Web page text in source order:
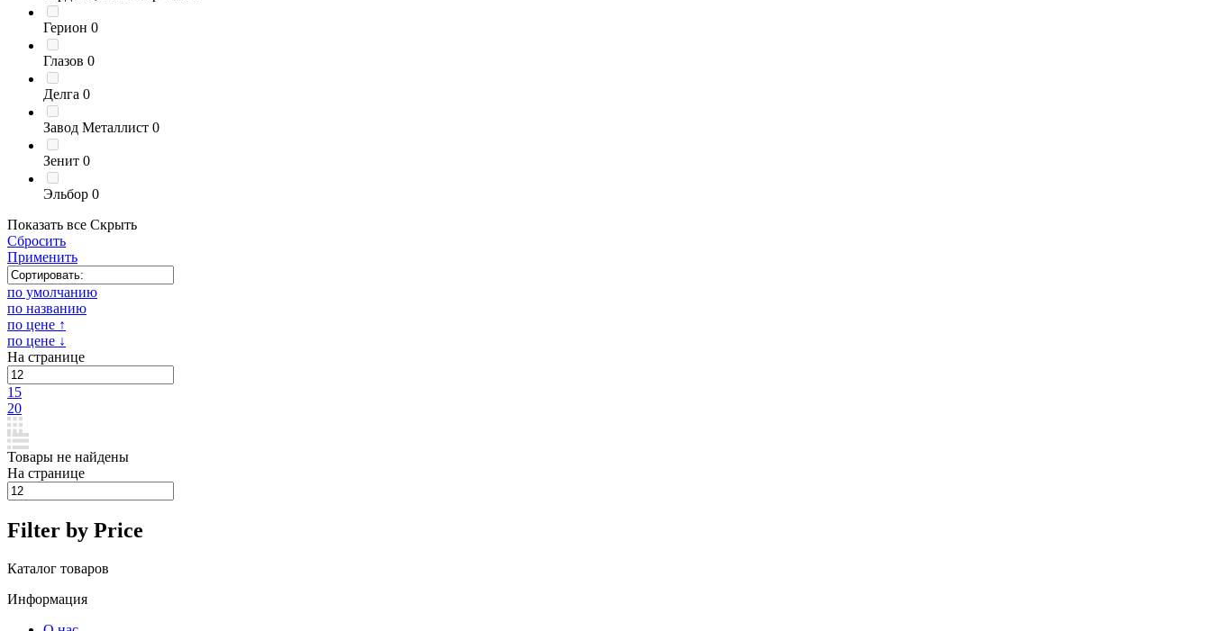
Герион 0
Глазов 0
Делга 0
Завод Металлист 0
Зенит 0
Эльбор 0
Показать все Скрыть
Сбросить
Применить
по умолчанию
по названию
по цене ↑
по цене ↓
На странице
15
20
Товары не найдены
На странице
Filter by Price
Каталог товаров
Информация